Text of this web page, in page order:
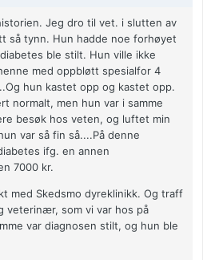
Jeg dro til vet. i slutten av
så tynn. Hun hadde noe forhøyet
ble stilt. Hun ville ikke
med oppbløtt spesialfor 4
hun kastet opp og kastet opp.
normalt, men hun var i samme
besøk hos veten, og luftet min
var så fin så....På denne
ifg. en annen
7000 kr.
med Skedsmo dyreklinikk. Og traff
veterinær, som vi var hos på
var diagnosen stilt, og hun ble